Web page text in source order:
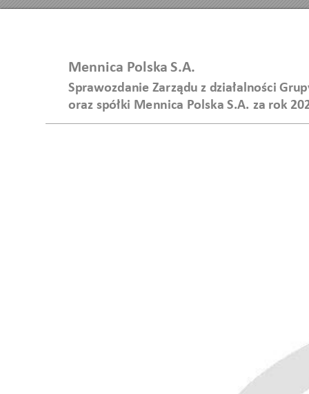
Mennica Polska S.A.
Sprawozdanie Zarządu z działalności
oraz spółki Mennica Polska S.A. za rok 20